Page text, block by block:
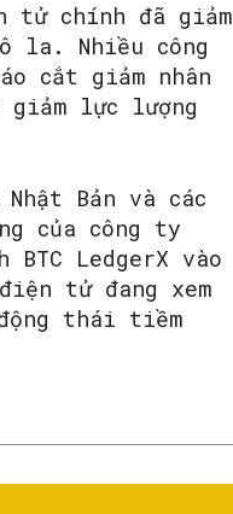
chính đã giảm
la. Nhiều công
cắt giảm nhân
giảm lực lượng
Bản và các
của công ty
LedgerX vào
tử đang xem
thái tiềm